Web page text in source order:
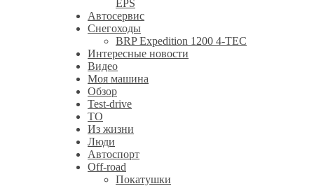
EPS
Автосервис
Снегоходы
BRP Expedition 1200 4-TEC
Интересные новости
Видео
Моя машина
Обзор
Test-drive
ТО
Из жизни
Люди
Автоспорт
Off-road
Покатушки